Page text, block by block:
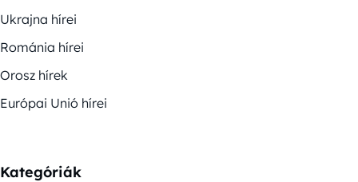
Ukrajna hírei
Románia hírei
Orosz hírek
Európai Unió hírei
Kategóriák